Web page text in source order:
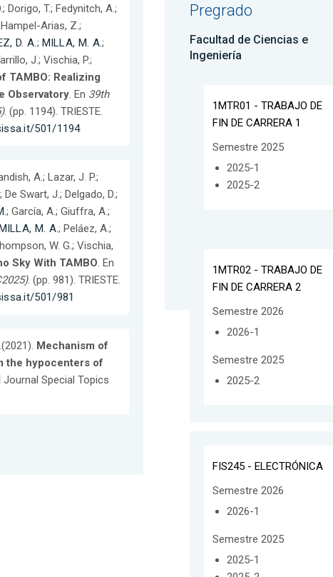
Dorigo, T.; Fedynitch, A.;
Arias, Z.;
D. A.; MILLA, M. A.;
J.; Vischia, P.;
TAMBO: Realizing
Observatory. En 39th
. (pp. 1194). TRIESTE.
501/1194
A.; Lazar, J. P.;
; De Swart, J.; Delgado, D.;
; García, A.; Giuffra, A.;
M. A.; Peláez, A.;
W. G.; Vischia,
Sky With TAMBO. En
. (pp. 981). TRIESTE.
501/981
Mechanism of
the hypocenters of
Journal Special Topics
Pregrado
Facultad de Ciencias e
Ingeniería
1MTR01 - TRABAJO DE
FIN DE CARRERA 1
Semestre 2025
2025-1
2025-2
1MTR02 - TRABAJO DE
FIN DE CARRERA 2
Semestre 2026
2026-1
Semestre 2025
2025-2
FIS245 - ELECTRÓNICA
Semestre 2026
2026-1
Semestre 2025
2025-1